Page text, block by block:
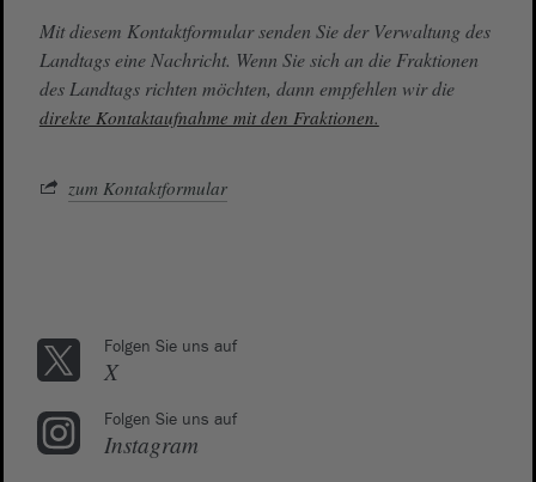
Mit diesem Kontaktformular senden Sie der Verwaltung des
Landtags eine Nachricht. Wenn Sie sich an die Fraktionen
des Landtags richten möchten, dann empfehlen wir die
direkte Kontaktaufnahme mit den Fraktionen.
zum Kontaktformular
Folgen Sie uns auf
X
Folgen Sie uns auf
Instagram